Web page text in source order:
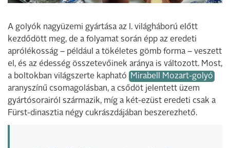
A golyók nagyüzemi gyártása az I. világháború előtt
kezdődött meg, de a folyamat során épp az eredeti
aprólékosság – például a tökéletes gömb forma – veszett
el, és az édesség összetevőinek aránya is változott. Most,
a boltokban világszerte kapható
Mirabell Mozart-golyó
aranyszínű csomagolásban, a csődöt jelentett üzem
gyártósorairól származik, míg a két-ezüst eredeti csak a
Fürst-dinasztia négy cukrászdájában beszerezhető.